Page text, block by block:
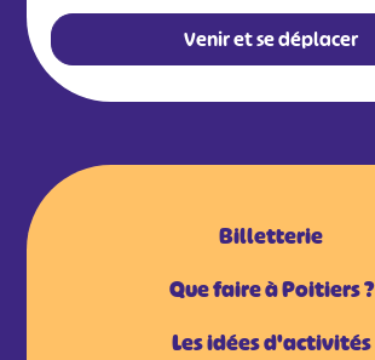
Venir et se déplacer
Billetterie
Que faire à Poitiers ?
Les idées d'activités